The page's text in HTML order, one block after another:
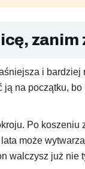
zanim
i bardziej
ją na początku,
Po
może
walczysz już